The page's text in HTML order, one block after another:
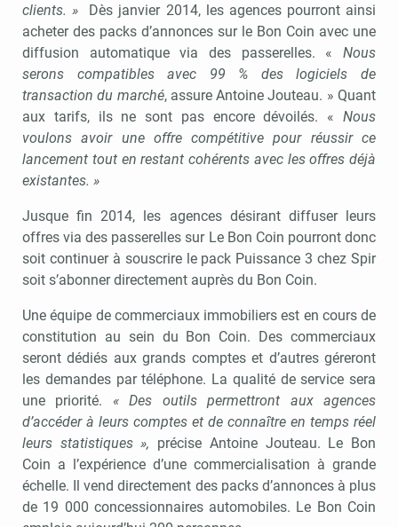
clients. » Dès janvier 2014, les agences pourront ainsi
acheter des packs d’annonces sur le Bon Coin avec une
diffusion automatique via des passerelles. « Nous
serons compatibles avec 99 % des logiciels de
transaction du marché, assure Antoine Jouteau. » Quant
aux tarifs, ils ne sont pas encore dévoilés. « Nous
voulons avoir une offre compétitive pour réussir ce
lancement tout en restant cohérents avec les offres déjà
existantes. »
Jusque fin 2014, les agences désirant diffuser leurs
offres via des passerelles sur Le Bon Coin pourront donc
soit continuer à souscrire le pack Puissance 3 chez Spir
soit s’abonner directement auprès du Bon Coin.
Une équipe de commerciaux immobiliers est en cours de
constitution au sein du Bon Coin. Des commerciaux
seront dédiés aux grands comptes et d’autres géreront
les demandes par téléphone. La qualité de service sera
une priorité. « Des outils permettront aux agences
d’accéder à leurs comptes et de connaître en temps réel
leurs statistiques », précise Antoine Jouteau. Le Bon
Coin a l’expérience d’une commercialisation à grande
échelle. Il vend directement des packs d’annonces à plus
de 19 000 concessionnaires automobiles. Le Bon Coin